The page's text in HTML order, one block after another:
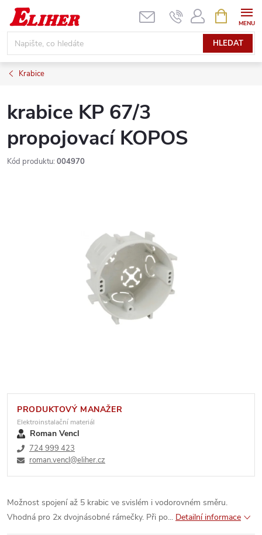
Přejít
obsah
HLEDAT
NÁKUPNÍ
KOŠÍK
Krabice
krabice KP 67/3
propojovací KOPOS
Kód produktu: 004970
PRODUKTOVÝ MANAŽER
Elektroinstalační materiál
Roman Vencl
724 999 423
roman.vencl@eliher.cz
Možnost spojení až 5 krabic ve svislém i vodorovném směru.
Vhodná pro 2x dvojnásobné rámečky. Při po... Detailní informace